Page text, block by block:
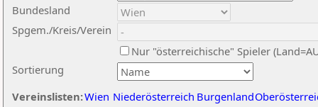
Sortierung
Bundesland
Spgem./Kreis/Verein
Nur "österreichische" Spieler
Vereinslisten:Wien Niederösterreich Burgenland